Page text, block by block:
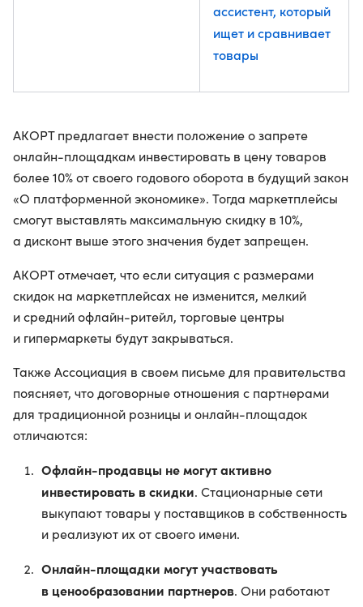
ассистент, который
ищет и сравнивает
товары
АКОРТ предлагает внести положение о запрете
онлайн-площадкам инвестировать в цену товаров
более 10% от своего годового оборота в будущий закон
«О платформенной экономике». Тогда маркетплейсы
смогут выставлять максимальную скидку в 10%,
а дисконт выше этого значения будет запрещен.
АКОРТ отмечает, что если ситуация с размерами
скидок на маркетплейсах не изменится, мелкий
и средний офлайн-ритейл, торговые центры
и гипермаркеты будут закрываться.
Также Ассоциация в своем письме для правительства
поясняет, что договорные отношения с партнерами
для традиционной розницы и онлайн-площадок
отличаются:
Офлайн-продавцы не могут активно
инвестировать в скидки. Стационарные сети
выкупают товары у поставщиков в собственность
и реализуют их от своего имени.
Онлайн-площадки могут участвовать
в ценообразовании партнеров. Они работают